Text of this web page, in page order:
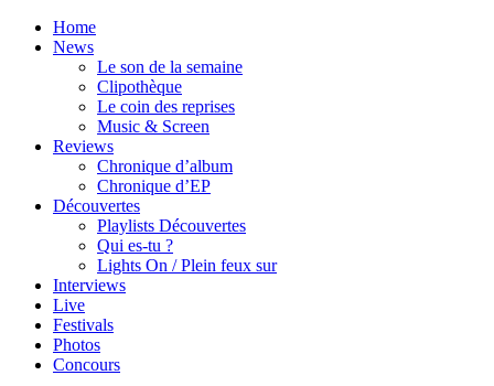
Home
News
Le son de la semaine
Clipothèque
Le coin des reprises
Music & Screen
Reviews
Chronique d’album
Chronique d’EP
Découvertes
Playlists Découvertes
Qui es-tu ?
Lights On / Plein feux sur
Interviews
Live
Festivals
Photos
Concours